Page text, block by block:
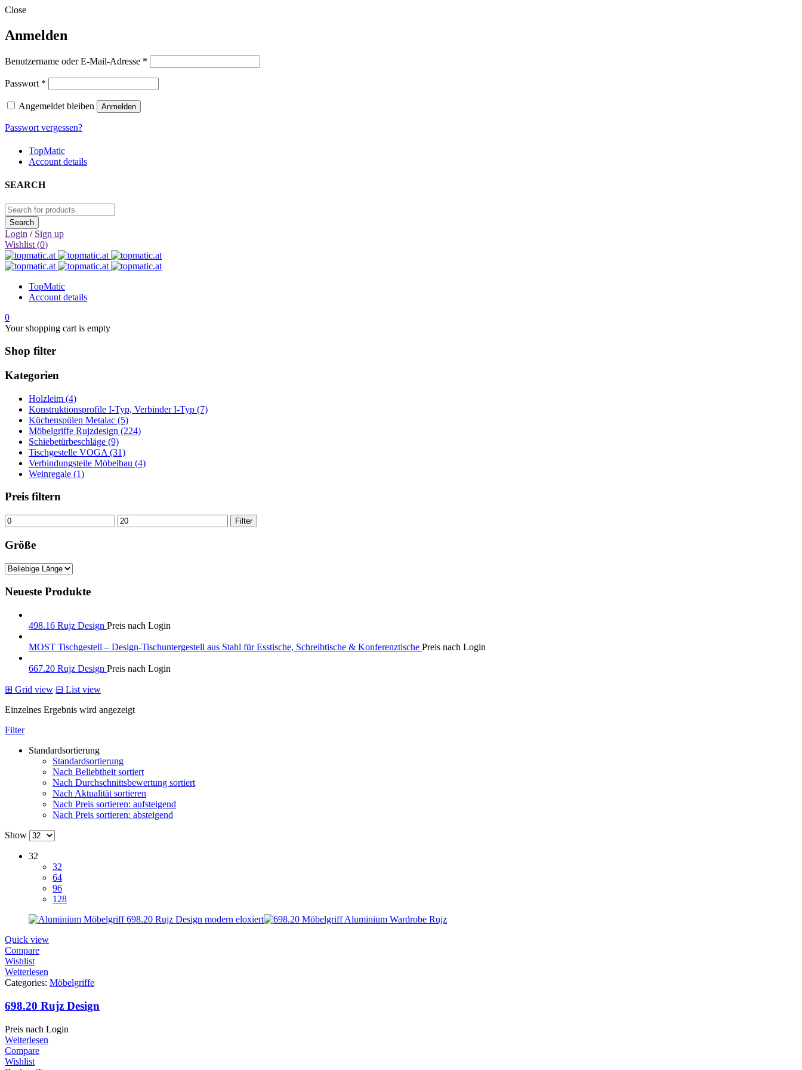
Close
Anmelden
Benutzername oder E-Mail-Adresse *
Passwort *
Angemeldet bleiben Anmelden
Passwort vergessen?
TopMatic
Account details
SEARCH
Login / Sign up
Wishlist (0)
TopMatic
Account details
0
Your shopping cart is empty
Shop filter
Kategorien
Holzleim (4)
Konstruktionsprofile I-Typ, Verbinder I-Typ (7)
Küchenspülen Metalac (5)
Möbelgriffe Rujzdesign (224)
Schiebetürbeschläge (9)
Tischgestelle VOGA (31)
Verbindungsteile Möbelbau (4)
Weinregale (1)
Preis filtern
Min.
Preis
Max.
Preis
Filter
Größe
Neueste Produkte
498.16 Rujz Design Preis nach Login
MOST Tischgestell – Design-Tischuntergestell aus Stahl für Esstische, Schreibtische & Konferenztische Preis nach Login
667.20 Rujz Design Preis nach Login
⊞ Grid view ⊟ List view
Einzelnes Ergebnis wird angezeigt
Filter
Standardsortierung
Standardsortierung
Nach Beliebtheit sortiert
Nach Durchschnittsbewertung sortiert
Nach Aktualität sortieren
Nach Preis sortieren: aufsteigend
Nach Preis sortieren: absteigend
Show
32
32
64
96
128
Quick view
Compare
Wishlist
Weiterlesen
Categories: Möbelgriffe
698.20 Rujz Design
Preis nach Login
Weiterlesen
Compare
Wishlist